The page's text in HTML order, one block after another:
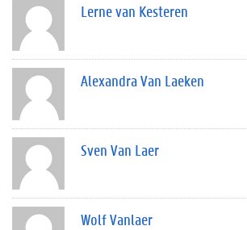
Lerne van Kesteren
Alexandra Van Laeken
Sven Van Laer
Wolf Vanlaer